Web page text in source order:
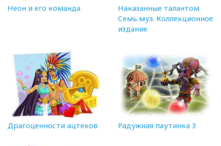
Неон и его команда
Наказанные талантом.
Семь муз. Коллекционное
издание
Драгоценности ацтеков Радужная паутинка 3